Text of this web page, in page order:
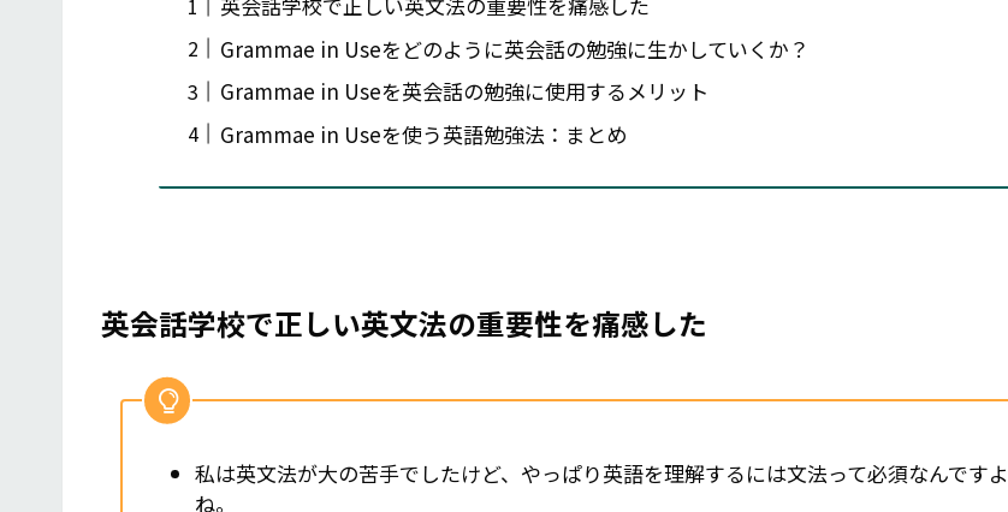
Grammae in Useをどのように英会話の勉強に生かしていくか？
Grammae in Useを英会話の勉強に使用するメリット
Grammae in Useを使う英語勉強法：まとめ
英会話学校で正しい英文法の重要性を痛感した
私は英文法が大の苦手でしたけど、やっぱり英語を理解するには文法って必須なんですよ
ね。